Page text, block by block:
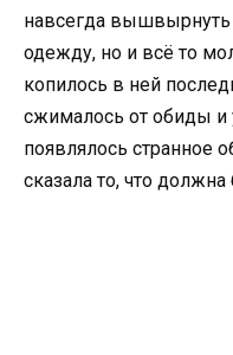
навсегда вышвырнуть
одежду, но и всё то
копилось в ней
сжималось от обиды и
появлялось странное
сказала то, что